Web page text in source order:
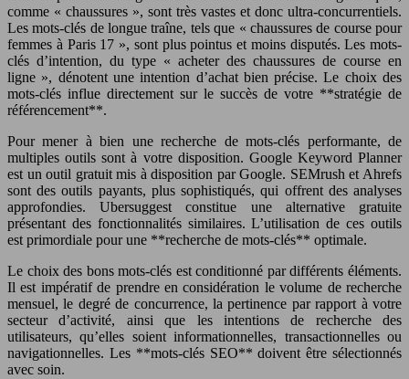
comme « chaussures », sont très vastes et donc ultra-concurrentiels.
Les mots-clés de longue traîne, tels que « chaussures de course pour
femmes à Paris 17 », sont plus pointus et moins disputés. Les mots-
clés d’intention, du type « acheter des chaussures de course en
ligne », dénotent une intention d’achat bien précise. Le choix des
mots-clés influe directement sur le succès de votre **stratégie de
référencement**.
Pour mener à bien une recherche de mots-clés performante, de
multiples outils sont à votre disposition. Google Keyword Planner
est un outil gratuit mis à disposition par Google. SEMrush et Ahrefs
sont des outils payants, plus sophistiqués, qui offrent des analyses
approfondies. Ubersuggest constitue une alternative gratuite
présentant des fonctionnalités similaires. L’utilisation de ces outils
est primordiale pour une **recherche de mots-clés** optimale.
Le choix des bons mots-clés est conditionné par différents éléments.
Il est impératif de prendre en considération le volume de recherche
mensuel, le degré de concurrence, la pertinence par rapport à votre
secteur d’activité, ainsi que les intentions de recherche des
utilisateurs, qu’elles soient informationnelles, transactionnelles ou
navigationnelles. Les **mots-clés SEO** doivent être sélectionnés
avec soin.